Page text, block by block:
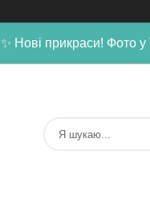
✨ Нові прикраси! Фото